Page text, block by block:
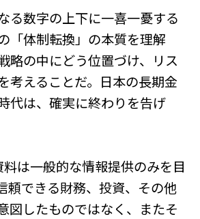
る数字の上下に一喜一憂する
「体制転換」の本質を理解
略の中にどう位置づけ、リス
考えることだ。日本の長期金
代は、確実に終わりを告げ
は一般的な情報提供のみを目
頼できる財務、投資、その他
図したものではなく、またそ